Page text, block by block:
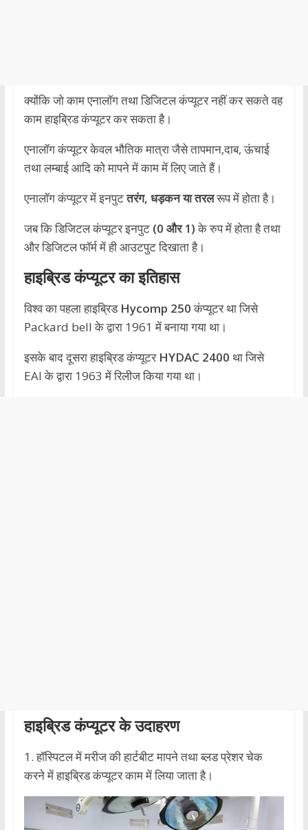
क्योंकि जो काम एनालॉग तथा डिजिटल कंप्यूटर नहीं कर सकते वह
काम हाइब्रिड कंप्यूटर कर सकता है।
एनालॉग कंप्यूटर केवल भौतिक मात्रा जैसे तापमान,दाब, ऊंचाई
तथा लम्बाई आदि को मापने में काम में लिए जाते हैं।
एनालॉग कंप्यूटर में इनपुटतरंग, धड़कन या तरलरूप में होता है।
जब कि डिजिटल कंप्यूटर इनपुट (0 और 1)के रुप में होता है तथा
और डिजिटल फॉर्म में ही आउटपुट दिखाता है।
हाइब्रिड कंप्यूटर का इतिहास
विश्व का पहला हाइब्रिड Hycomp 250कंप्यूटर था जिसे
Packard bell के द्वारा 1961 में बनाया गया था।
इसके बाद दूसरा हाइब्रिड कंप्यूटरHYDAC 2400 था जिसे
EAI के द्वारा 1963 में रिलीज किया गया था।
हाइब्रिड कंप्यूटर के उदाहरण
1. हॉस्पिटल में मरीज की हार्टबीट मापने तथा ब्लड प्रेशर चेक
करने में हाइब्रिड कंप्यूटर काम में लिया जाता है।